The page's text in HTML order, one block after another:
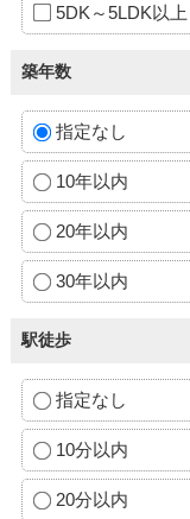
5DK～5LDK以上
築年数
指定なし
10年以内
20年以内
30年以内
駅徒歩
指定なし
10分以内
20分以内